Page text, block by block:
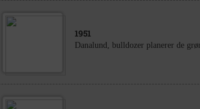
1951
Danalund, bulldozer planerer de